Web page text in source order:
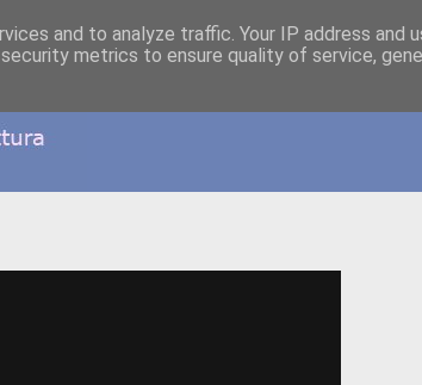
and to analyze traffic. Your IP address and
metrics to ensure quality of service,